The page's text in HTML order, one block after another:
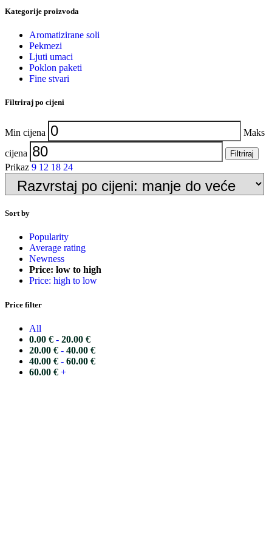
Kategorije proizvoda
Aromatizirane soli
Pekmezi
Ljuti umaci
Poklon paketi
Fine stvari
Filtriraj po cijeni
Min cijena
Maks
cijena
Filtriraj
Prikaz 9 12 18 24
Sort by
Popularity
Average rating
Newness
Price: low to high
Price: high to low
Price filter
All
0.00 € - 20.00 €
20.00 € - 40.00 €
40.00 € - 60.00 €
60.00 € +